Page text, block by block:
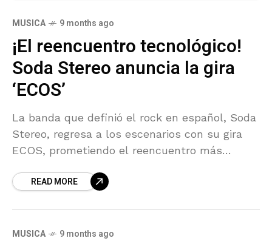
MUSICA 9 months ago
¡El reencuentro tecnológico!
Soda Stereo anuncia la gira
‘ECOS’
La banda que definió el rock en español, Soda
Stereo, regresa a los escenarios con su gira
ECOS, prometiendo el reencuentro más
El proyecto
READ MORE
MUSICA 9 months ago